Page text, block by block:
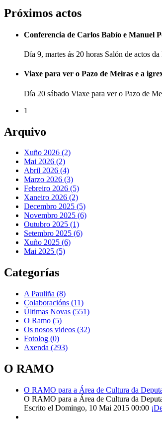
Próximos actos
Conferencia de Carlos Babío e Manuel
Día 9, martes ás 20 horas Salón de actos
Viaxe para ver o Pazo de Meiras e a
Día 20 sábado Viaxe para ver o Pazo de
1
Arquivo
Xuño 2026 (2)
Mai 2026 (2)
Abril 2026 (4)
Marzo 2026 (3)
Febreiro 2026 (5)
Xaneiro 2026 (2)
Decembro 2025 (5)
Novembro 2025 (6)
Outubro 2025 (1)
Setembro 2025 (6)
Xuño 2025 (6)
Mai 2025 (5)
Categorías
A Pauliña (8)
Colaboracións (11)
Últimas Novas (551)
O Ramo (5)
Os nosos videos (32)
Fotolog (0)
Axenda (293)
O RAMO
O RAMO para a Área de Cultura da
O RAMO para a Área de Cultura da
Escrito el Domingo, 10 Mai 2015 00:00